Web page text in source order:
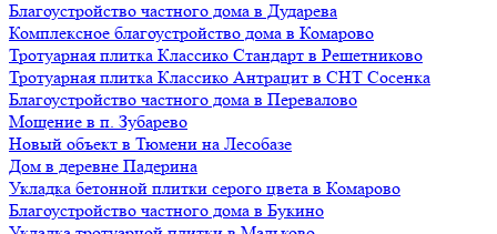
Благоустройство частного дома в Дударева
Комплексное благоустройство дома в Комарово
Тротуарная плитка Классико Стандарт в Решетниково
Тротуарная плитка Классико Антрацит в СНТ Сосенка
Благоустройство частного дома в Перевалово
Мощение в п. Зубарево
Новый объект в Тюмени на Лесобазе
Дом в деревне Падерина
Укладка бетонной плитки серого цвета в Комарово
Благоустройство частного дома в Букино